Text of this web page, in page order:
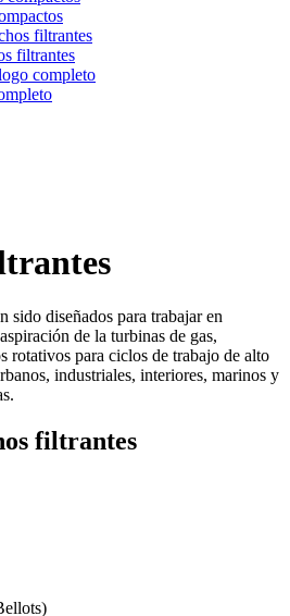
filtrantes
completo
diseñados para trabajar en
de la turbinas de gas,
rotativos para ciclos de trabajo de alto
industriales, interiores, marinos y
filtrantes